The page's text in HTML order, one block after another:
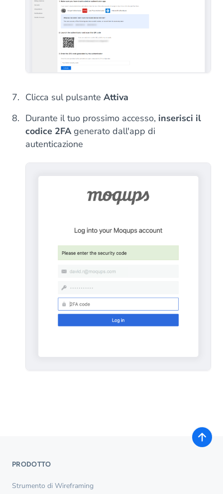
Clicca sul pulsante Attiva
Durante il tuo prossimo accesso, inserisci il
codice 2FAgenerato dall'app di
autenticazione
PRODOTTO
Strumento di Wireframing